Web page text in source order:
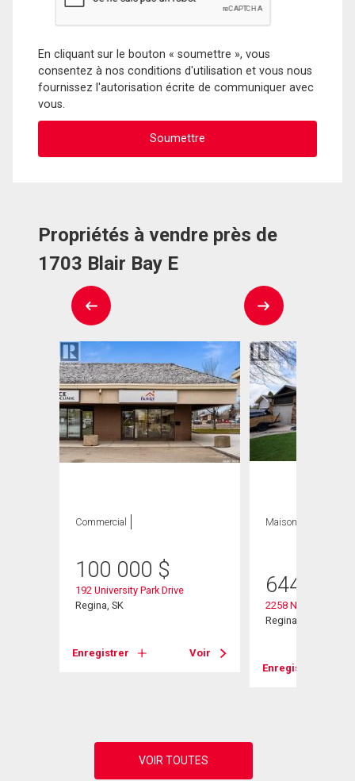
En cliquant sur le bouton « soumettre », vous
consentez à nos conditions d'utilisation et vous nous
fournissez l'autorisation écrite de communiquer avec
vous.
Propriétés à vendre près de
1703 Blair Bay E
Commercial
100 000 $
192 University Park Drive
Regina, SK
Enregistrer Voir
Maison
644 900
2258 Newis Bay E
Regina, SK
Enregistrer